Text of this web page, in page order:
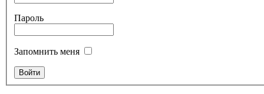
Пароль
Запомнить меня